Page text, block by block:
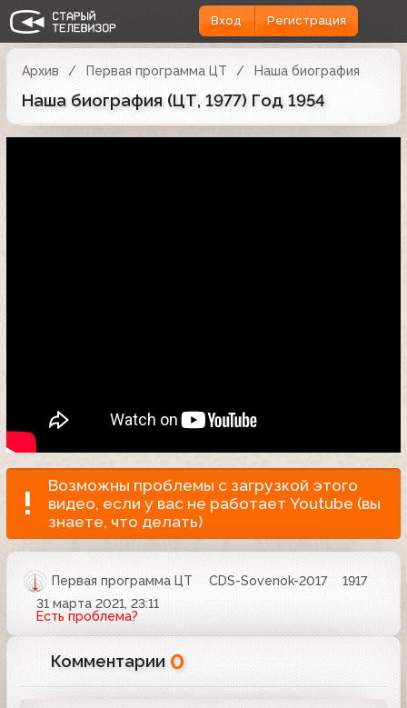
Вход Регистрация
Архив Первая программа ЦТ Наша биография
Наша биография (ЦТ, 1977) Год 1954
Возможны проблемы с загрузкой этого
видео, если у вас не работает Youtube (вы
знаете, что делать)
Первая программа ЦТ CDS-Sovenok-2017
1917
31 марта 2021, 23:11
Есть проблема?
Комментарии 0